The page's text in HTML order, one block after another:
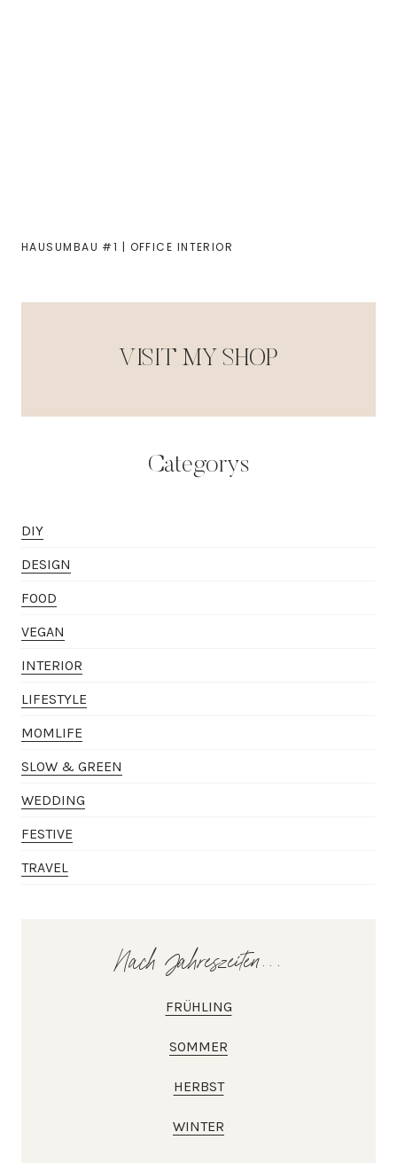
HAUSUMBAU #1 | OFFICE INTERIOR
VISIT MY SHOP
Categorys
DIY
DESIGN
FOOD
VEGAN
INTERIOR
LIFESTYLE
MOMLIFE
SLOW & GREEN
WEDDING
FESTIVE
TRAVEL
Nach Jahreszeiten...
FRÜHLING
SOMMER
HERBST
WINTER